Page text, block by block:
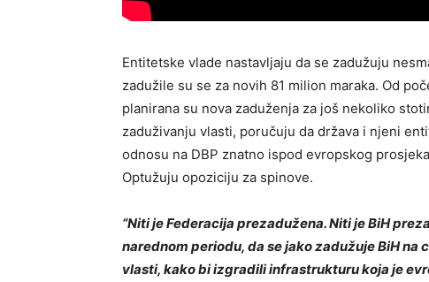
Entitetske vlade nastavljaju da se zadužuju
zadužile su se za novih 81 milion maraka. Od
planirana su nova zaduženja za još nekoliko
zaduživanju vlasti, poručuju da država i njeni
odnosu na DBP znatno ispod evropskog
Optužuju opoziciju za spinove.
“Niti je Federacija prezadužena. Niti je BiH
narednom periodu, da se jako zadužuje BiH na
vlasti, kako bi izgradili infrastrukturu koja je